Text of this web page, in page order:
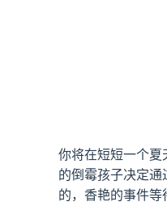
你将在短短一个
的倒霉孩子决定
的，香艳的事件等